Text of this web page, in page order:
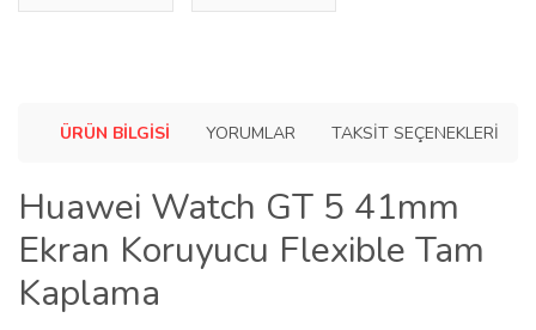
ÜRÜN BILGISI YORUMLAR TAKSIT SEÇENEKLERI
Huawei Watch GT 5 41mm
Ekran Koruyucu Flexible Tam
Kaplama